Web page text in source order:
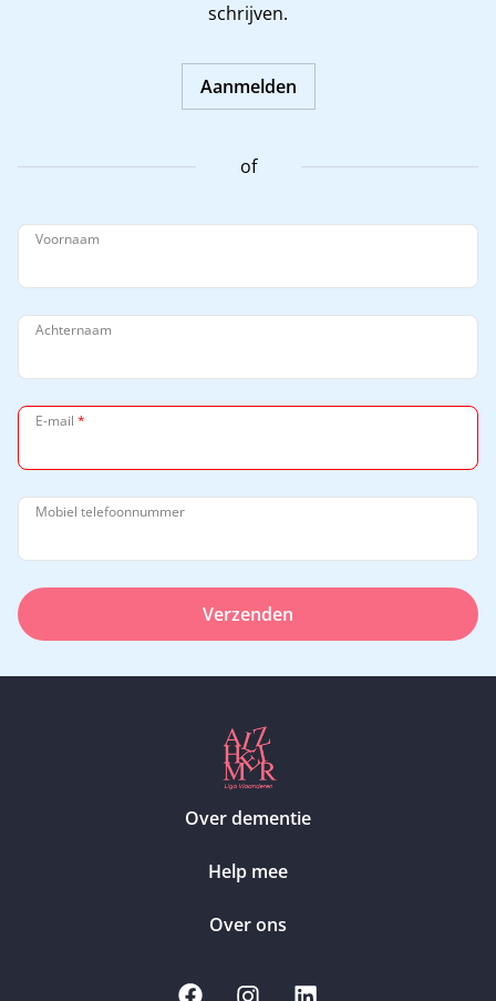
schrijven.
Aanmelden
of
Voornaam
Achternaam
E-mail *
Mobiel telefoonnummer
Verzenden
Over dementie
Help mee
Over ons